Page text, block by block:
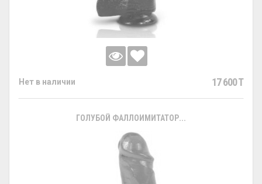
Нет в наличии 17 600 T
ГОЛУБОЙ ФАЛЛОИМИТАТОР...